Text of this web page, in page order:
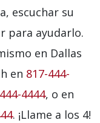
escuchar su
para ayudarlo.
en Dallas
en 817-444-
4444, o en
. ¡Llame a los 4!